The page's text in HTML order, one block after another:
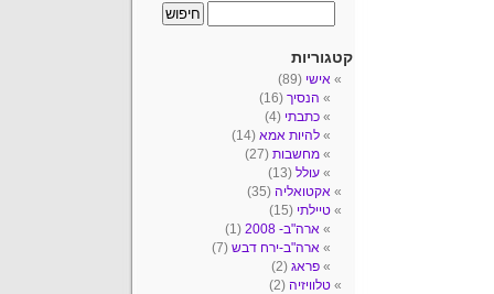
קטגוריות
אישי (89)
הנסיך (16)
כתבתי (4)
להיות אמא (14)
מחשבות (27)
עולל (13)
אקטואליה (35)
טיילתי (15)
ארה"ב- 2008
(1)
ארה"ב-ירח דבש (7)
פראג (2)
טלוויזיה (2)